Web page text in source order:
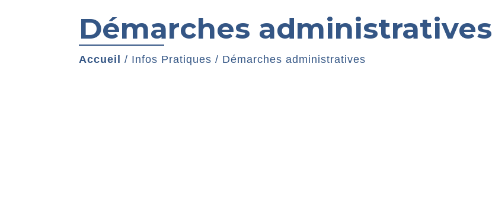
Démarches administratives
Accueil / Infos Pratiques / Démarches administratives